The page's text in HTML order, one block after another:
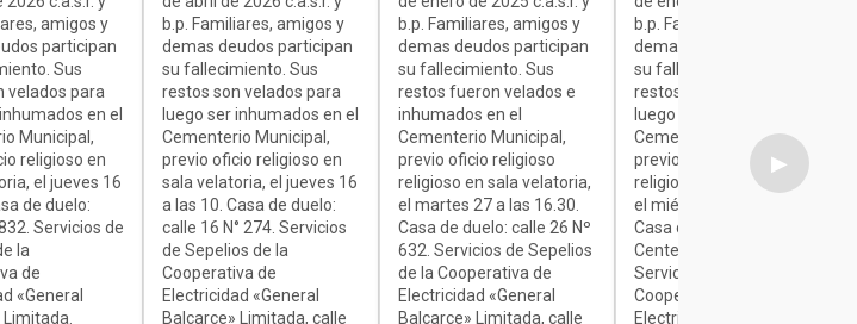
amigos y
participan
Sus
velados para
en el
Municipal,
religioso en
el jueves 16
de duelo:
Servicios de
la
de
«General
b.p. Familiares, amigos y
demas deudos participan
su fallecimiento. Sus
restos son velados para
luego ser inhumados en el
Cementerio Municipal,
previo oficio religioso en
sala velatoria, el jueves 16
a las 10. Casa de duelo:
calle 16 N° 274. Servicios
de Sepelios de la
Cooperativa de
Electricidad «General
Balcarce» Limitada, calle
b.p. Familiares, amigos y
demas deudos participan
su fallecimiento. Sus
restos fueron velados e
inhumados en el
Cementerio Municipal,
previo oficio religioso
religioso en sala velatoria,
el martes 27 a las 16.30.
Casa de duelo: calle 26 Nº
632. Servicios de Sepelios
de la Cooperativa de
Electricidad «General
Balcarce» Limitada, calle
b.p. Familiares, amigos y
demas deudos participan
su fallecimiento. Sus
restos son velados para
luego ser inhumados en el
Cementerio Municipal,
previo oficio religioso
religioso en sala velatoria,
el miércoles de 7 a 9.30.
Casa de duelo: Av.
Centenario Nº 1840.
Servicios de Sepelios de la
Cooperativa de
Electricidad «General
▶